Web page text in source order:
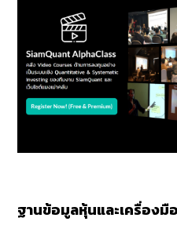
ฐานข้อมูลหุ้นและเครื่องมื